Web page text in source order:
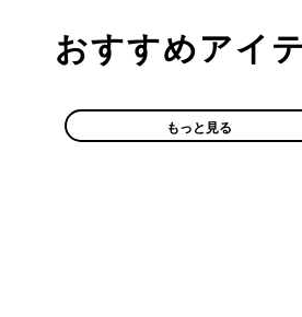
おすすめアイ
もっと見る